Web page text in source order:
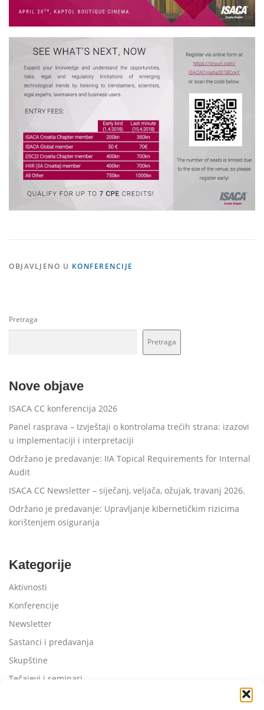
OBJAVLJENO U KONFERENCIJE
Pretraga
Pretraga
Nove objave
ISACA CC konferencija 2026
Panel rasprava – Izvještaji o kontrolama trećih strana: izazovi
u implementaciji i interpretaciji
Održano je predavanje: IIA Topical Requirements for Internal
Audit
ISACA CC Newsletter – siječanj, veljača, ožujak, travanj 2026.
Održano je predavanje: Upravljanje kibernetičkim rizicima
korištenjem osiguranja
Kategorije
Aktivnosti
Konferencije
Newsletter
Sastanci i predavanja
Skupštine
Tečajevi i seminari